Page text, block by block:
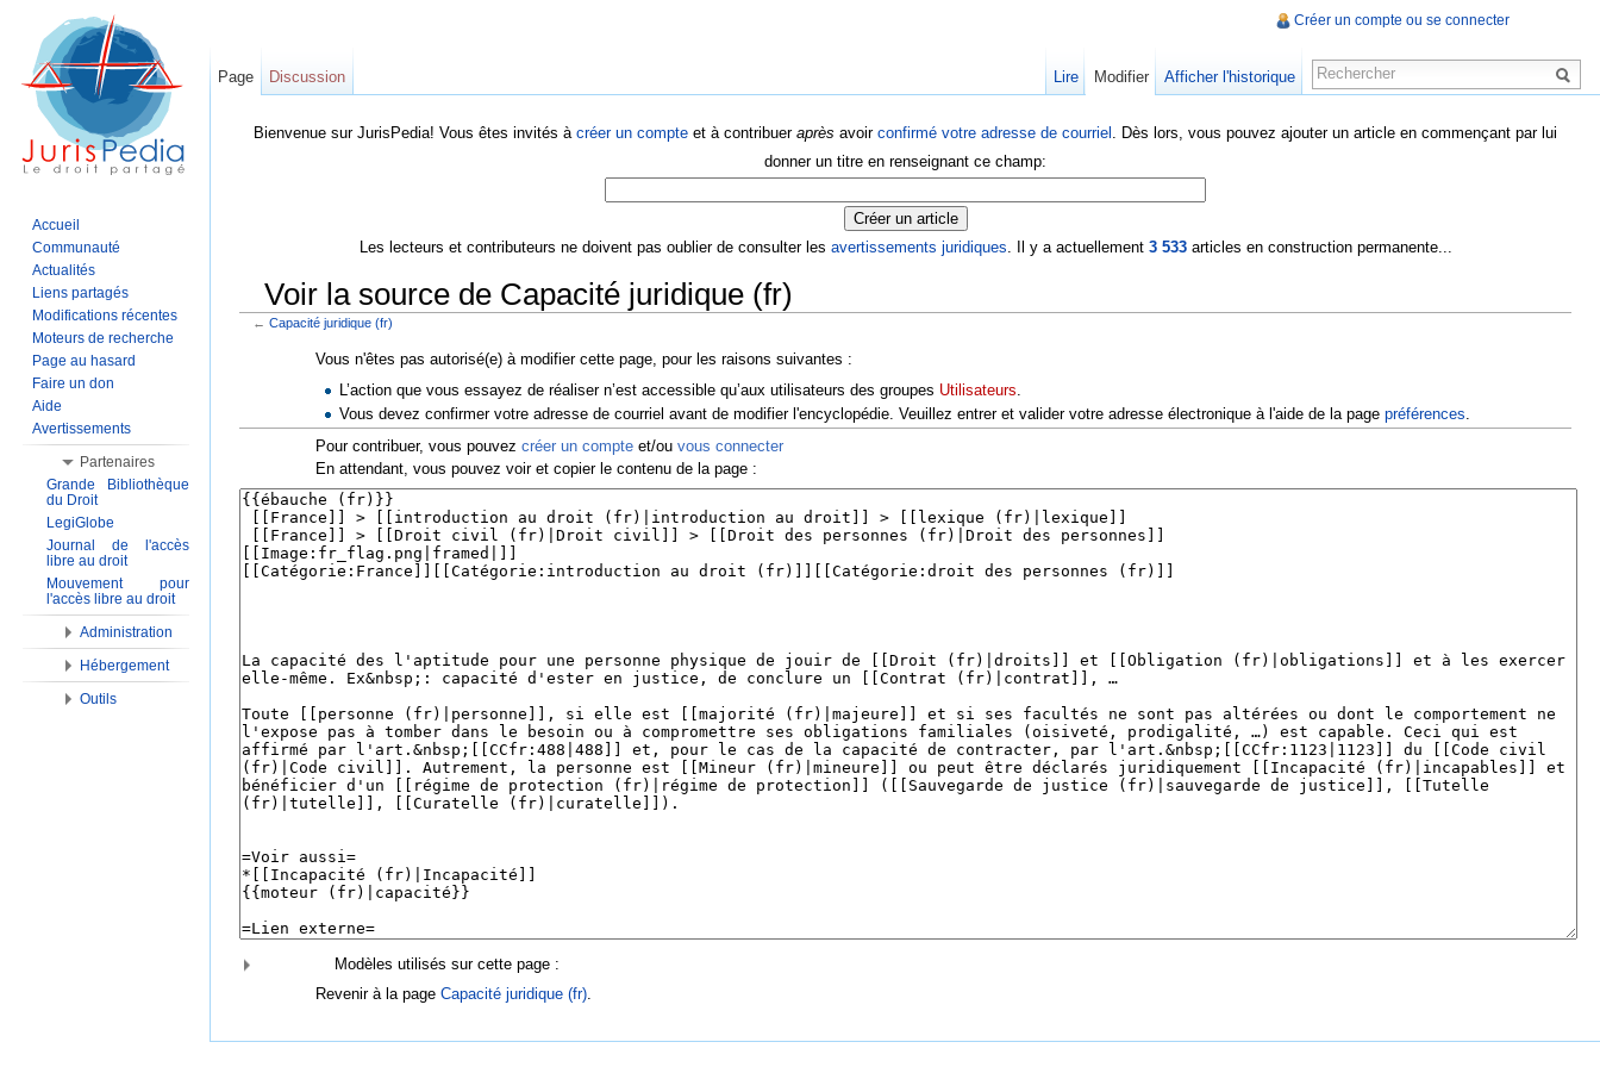
Bienvenue sur JurisPedia! Vous êtes invités à créer un compte et à contribuer après avoir confirmé votre adresse de courriel . Dès lors, vous pouvez ajouter un article en commençant par lui
donner un titre en renseignant ce champ:
Les lecteurs et contributeurs ne doivent pas oublier de consulter les avertissements juridiques. Il y a actuellement 3 533articles en construction permanente...
Voir la source de Capacité juridique (fr)
← Capacité juridique (fr)
Vous n'êtes pas autorisé(e) à modifier cette page, pour les raisons suivantes :
L’action que vous essayez de réaliser n’est accessible qu’aux utilisateurs des groupes Utilisateurs
Vous devez confirmer votre adresse de courriel avant de modifier l'encyclopédie. Veuillez entrer et valider votre adresse électronique à l'aide de la pagepréférences
Pour contribuer, vous pouvez créer un compte et/ou vous connecter
En attendant, vous pouvez voir et copier le contenu de la page :
Modèles utilisés sur cette page :
Revenir à la page Capacité juridique (fr)
Créer un compte ou se connecter
Page Discussion Lire Modifier Afficher l'historique
Accueil
Communauté
Actualités
Liens partagés
Modifications récentes
Moteurs de recherche
Page au hasard
Faire un don
Aide
Avertissements
Partenaires
Grande Bibliothèque
du Droit
LegiGlobe
Journal de l'accès
libre au droit
Mouvement pour
l'accès libre au droit
Administration
Hébergement
Outils